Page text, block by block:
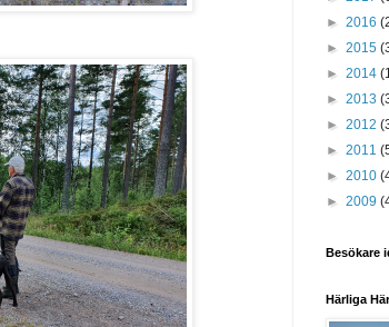
► 2016
► 2015
► 2014
► 2013
► 2012
► 2011
► 2010
► 2009
Besökare
Härliga